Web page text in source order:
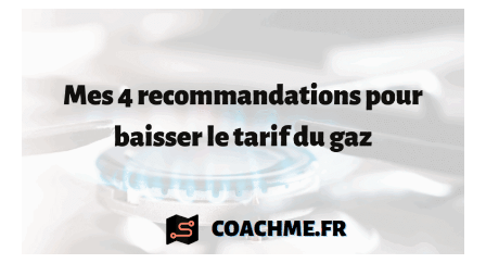
Bitcoin
Society